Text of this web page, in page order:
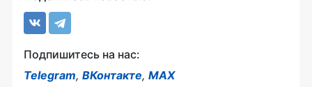
Подпишитесь на нас:
Telegram, ВКонтакте, MAX